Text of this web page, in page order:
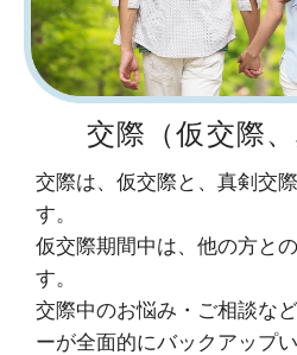
交際（仮交際、
交際は、仮交際と、真剣交
す。
仮交際期間中は、他の方と
す。
交際中のお悩み・ご相談な
ーが全面的にバックアップい